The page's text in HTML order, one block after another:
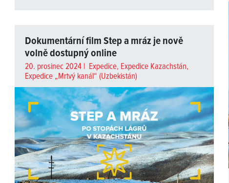
Dokumentární film Step a mráz je nově
volně dostupný online
20. prosinec 2024 | Expedice, Expedice Kazachstán,
Expedice „Mrtvý kanál“ (Uzbekistán)